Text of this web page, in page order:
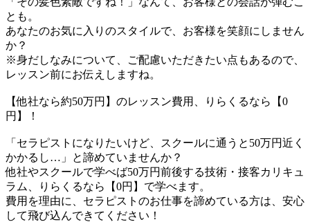
とも。
あなたのお気に入りのスタイルで、お客様を笑顔にしません
か？
※身だしなみについて、ご配慮いただきたい点もあるので、
レッスン前にお伝えしますね。
【他社なら約50万円】のレッスン費用、りらくるなら【0
円】！
「セラピストになりたいけど、スクールに通うと50万円近く
かかるし…」と諦めていませんか？
他社やスクールで学べば50万円前後する技術・接客カリキュ
ラム、りらくるなら【0円】で学べます。
費用を理由に、セラピストのお仕事を諦めている方は、安心
して飛び込んできてください！